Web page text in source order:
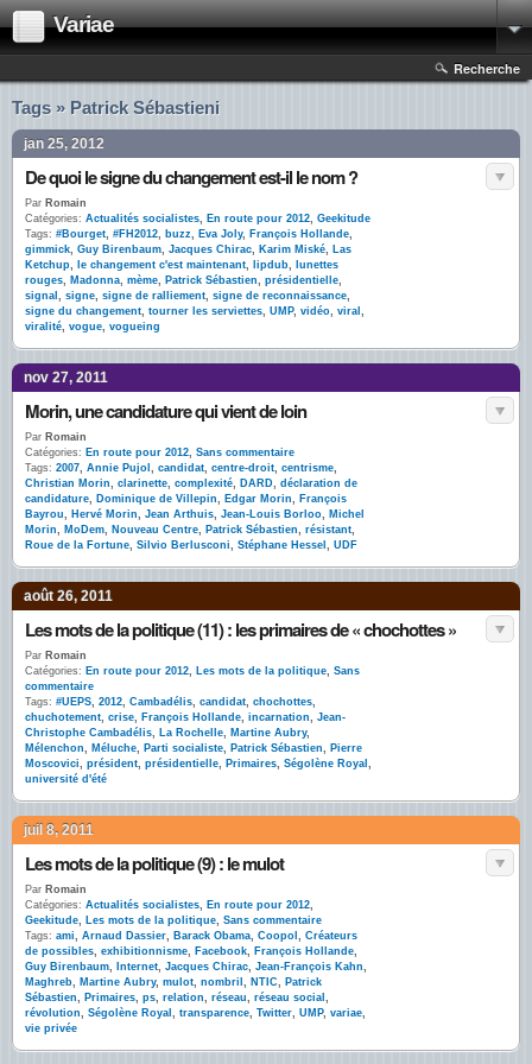
Variae
Recherche
Tags » Patrick Sébastieni
jan 25, 2012
De quoi le signe du changement est-il le nom ?
Par Romain
Catégories: Actualités socialistes, En route pour 2012, Geekitude
Tags: #Bourget, #FH2012, buzz, Eva Joly, François Hollande,
gimmick, Guy Birenbaum, Jacques Chirac, Karim Miské, Las
Ketchup, le changement c'est maintenant, lipdub,
lunettes
rouges, Madonna, mème, Patrick Sébastien, présidentielle,
signal , signe, signe de ralliement, signe de reconnaissance,
signe du changement, tourner les serviettes, UMP, vidéo, viral ,
viralité, vogue, vogueing
nov 27, 2011
Morin, une candidature qui vient de loin
Par Romain
Catégories: En route pour 2012, Sans commentaire
Tags: 2007, Annie Pujol , candidat, centre-droit, centrisme,
Christian Morin, clarinette, complexité, DARD, déclaration de
candidature, Dominique de Villepin, Edgar Morin, François
Bayrou, Hervé Morin, Jean Arthuis, Jean-Louis Borloo, Michel
Morin, MoDem, Nouveau Centre, Patrick Sébastien, résistant,
Roue de la Fortune, Silvio Berlusconi, Stéphane Hessel , UDF
août 26, 2011
Les mots de la politique (11) : les primaires de « chochottes »
Par Romain
Catégories: En route pour 2012, Les mots de la politique, Sans
commentaire
Tags: #UEPS, 2012, Cambadélis, candidat, chochottes,
chuchotement, crise, François Hollande, incarnation, Jean-
Christophe Cambadélis, La Rochelle, Martine Aubry,
Mélenchon, Méluche, Parti socialiste, Patrick Sébastien, Pierre
Moscovici, président, présidentielle, Primaires, Ségolène Royal ,
université d'été
juil 8, 2011
Les mots de la politique (9) : le mulot
Par Romain
Catégories: Actualités socialistes, En route pour 2012,
Geekitude, Les mots de la politique, Sans commentaire
Tags: ami, Arnaud Dassier, Barack Obama, Coopol , Créateurs
de possibles, exhibitionnisme, Facebook, François Hollande,
Guy Birenbaum, Internet, Jacques Chirac, Jean-François Kahn,
Maghreb, Martine Aubry, mulot, nombril , NTIC, Patrick
Sébastien, Primaires, ps, relation, réseau, réseau social ,
révolution, Ségolène Royal , transparence, Twitter, UMP, variae,
vie privée